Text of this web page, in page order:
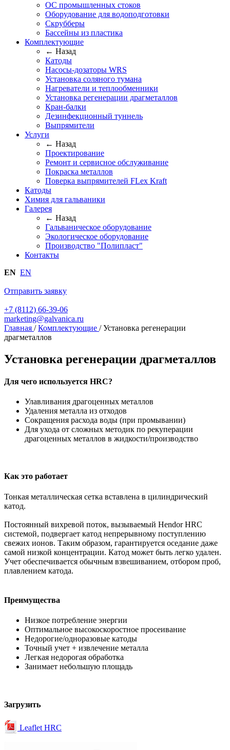
ОС промышленных стоков
Оборудование для водоподготовки
Скрубберы
Бассейны из пластика
Комплектующие
← Назад
Катоды
Насосы-дозаторы WRS
Установка соляного тумана
Нагреватели и теплообменники
Установка регенерации драгметаллов
Кран-балки
Дезинфекционный туннель
Выпрямители
Услуги
← Назад
Проектирование
Ремонт и сервисное обслуживание
Покраска металлов
Поверка выпрямителей FLex Kraft
Катоды
Химия для гальваники
Галерея
← Назад
Гальваническое оборудование
Экологическое оборудование
Производство "Полипласт"
Контакты
EN EN
Отправить заявку
+7 (8112) 66-39-06
marketing@galvanica.ru
Главная / Комплектующие / Установка регенерации
драгметаллов
Установка регенерации драгметаллов
Для чего используется HRC?
Улавливания драгоценных металлов
Удаления металла из отходов
Сокращения расхода воды (при промывании)
Для ухода от сложных методик по рекуперации
драгоценных металлов в жидкости/производство
Как это работает
Тонкая металлическая сетка вставлена в цилиндрический
катод.
Постоянный вихревой поток, вызываемый Hendor HRC
системой, подвергает катод непрерывному поступлению
свежих ионов. Таким образом, гарантируется оседание даже
самой низкой концентрации. Катод может быть легко удален.
Учет обеспечивается обычным взвешиванием, отбором проб,
плавлением катода.
Преимущества
Низкое потребление энергии
Оптимальное высокоскоростное просеивание
Недорогие/одноразовые катоды
Точный учет + извлечение металла
Легкая недорогая обработка
Занимает небольшую площадь
Загрузить
Leaflet HRC